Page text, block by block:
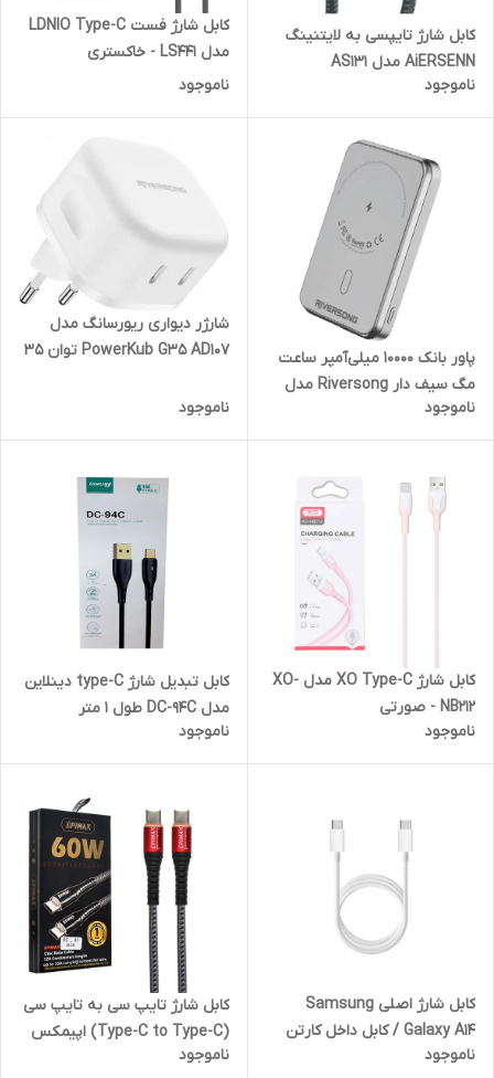
کابل شارژ تایپسی به لایتنینگ
AiERSENN مدل AS131
ناموجود
کابل شارژ فست LDNIO Type-C
مدل LS441 - خاکستری
ناموجود
پاور بانک 10000 میلی‌آمپر ساعت
مگ سیف دار Riversong مدل
وات
ناموجود
شارژر دیواری ریورسانگ مدل
PowerKub G35 AD107 توان 35
ناموجود
کابل شارژ XO Type-C مدل XO-
NB212 - صورتی
ناموجود
کابل تبدیل شارژ type-C دینلاین
مدل DC-94C طول 1 متر
ناموجود
کابل شارژ اصلی Samsung
Galaxy A14 / کابل داخل کارتن
گوشی
ناموجود
کابل شارژ تایپ سی به تایپ سی
(Type-C to Type-C) اپیمکس
ناموجود